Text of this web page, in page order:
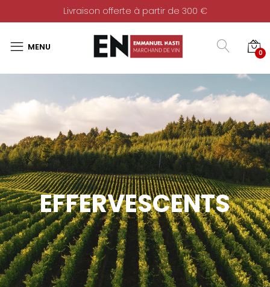
Livraison offerte à partir de 300 €
0
EFFERVESCENTS